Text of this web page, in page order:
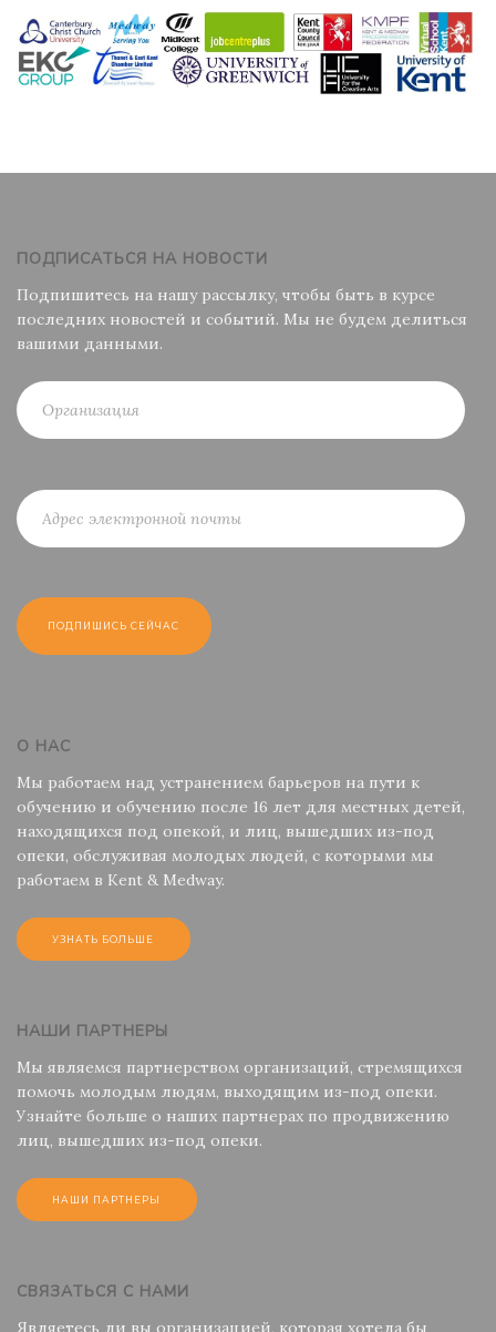
ПОДПИСАТЬСЯ НА НОВОСТИ
Подпишитесь на нашу рассылку, чтобы быть в курсе
последних новостей и событий. Мы не будем делиться
вашими данными.
О НАС
Мы работаем над устранением барьеров на пути к
обучению и обучению после 16 лет для местных детей,
находящихся под опекой, и лиц, вышедших из-под
опеки, обслуживая молодых людей, с которыми мы
работаем в Kent & Medway.
УЗНАТЬ БОЛЬШЕ
НАШИ ПАРТНЕРЫ
Мы являемся партнерством организаций, стремящихся
помочь молодым людям, выходящим из-под опеки.
Узнайте больше о наших партнерах по продвижению
лиц, вышедших из-под опеки.
НАШИ ПАРТНЕРЫ
СВЯЗАТЬСЯ С НАМИ
Являетесь ли вы организацией, которая хотела бы